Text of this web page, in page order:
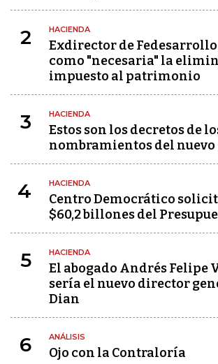
2 HACIENDA
Exdirector de
como "necesaria" la
impuesto al patrimonio
3 HACIENDA
Estos son los decretos de
nombramientos del
4 HACIENDA
Centro Democrático
$60,2 billones del
5 HACIENDA
El abogado Andrés Felipe
sería el nuevo director
Dian
6 ANÁLISIS
Ojo con la Contraloría